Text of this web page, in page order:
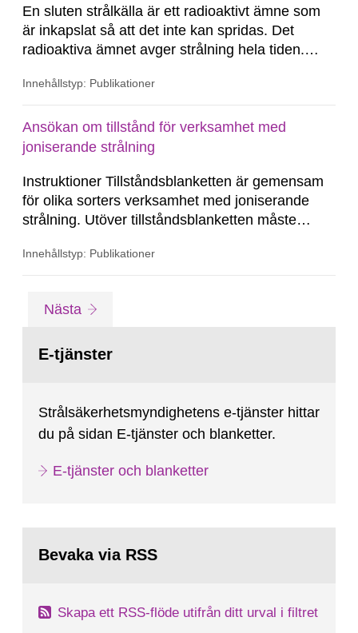
En sluten strålkälla är ett radioaktivt ämne som
är inkapslat så att det inte kan spridas. Det
radioaktiva ämnet avger strålning hela tiden.
med hjälp av strålning kontrollera nivåer i tankar
Innehållstyp: Publikationer
Ansökan om tillstånd för verksamhet med
joniserande strålning
Instruktioner Tillståndsblanketten är gemensam
för olika sorters verksamhet med joniserande
strålning. Utöver tillståndsblanketten måste
in. Se instruktionerna. Du behöver Adobe
svenska blanketten.
Innehållstyp: Publikationer
Nästa sida
E-tjänster
Strålsäkerhetsmyndighetens e-tjänster hittar
du på sidan E-tjänster och blanketter.
E-tjänster och blanketter
Bevaka via RSS
Skapa ett RSS-flöde utifrån ditt urval i filtret